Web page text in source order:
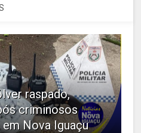
raspado,
criminosos
Nova Iguaçu